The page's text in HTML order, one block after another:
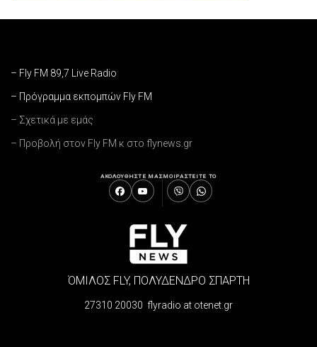
– Fly FM 89,7 Live Radio
– Πρόγραμμα εκπομπών Fly FM
– Σχετικά με εμάς
– Προβολή στον Fly FM κ στο flynews.gr
ΑΚΟΛΟΥΘΗΣΤΕ ΜΑΣΜΟΙΡΑΣΤΕΙΤΕ ΤΟ
ΌΜΙΛΟΣ FLY, ΠΟΛΥΔΕΝΔΡΟ ΣΠΑΡΤΗ
27310 20030 flyradio at otenet.gr